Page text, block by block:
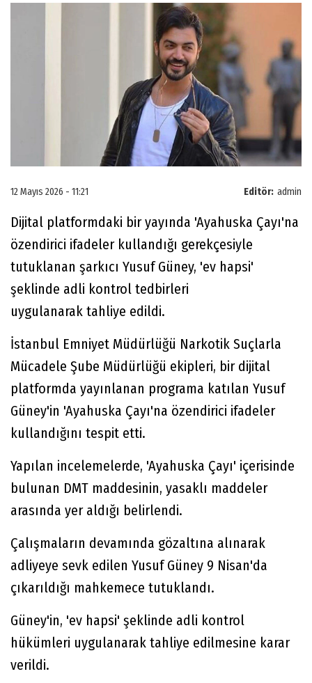
Editör: admin
12 Mayıs 2026 - 11:21
Dijital platformdaki bir yayında 'Ayahuska Çayı'na
özendirici ifadeler kullandığı gerekçesiyle
tutuklanan şarkıcı Yusuf Güney, 'ev hapsi'
şeklinde adli kontrol tedbirleri
uygulanarak tahliye edildi.
İstanbul Emniyet Müdürlüğü Narkotik Suçlarla
Mücadele Şube Müdürlüğü ekipleri, bir dijital
platformda yayınlanan programa katılan Yusuf
Güney'in 'Ayahuska Çayı'na özendirici ifadeler
kullandığını tespit etti.
Yapılan incelemelerde, 'Ayahuska Çayı' içerisinde
bulunan DMT maddesinin, yasaklı maddeler
arasında yer aldığı belirlendi.
Çalışmaların devamında gözaltına alınarak
adliyeye sevk edilen Yusuf Güney 9 Nisan'da
çıkarıldığı mahkemece tutuklandı.
Güney'in, 'ev hapsi' şeklinde adli kontrol
hükümleri uygulanarak tahliye edilmesine karar
verildi.